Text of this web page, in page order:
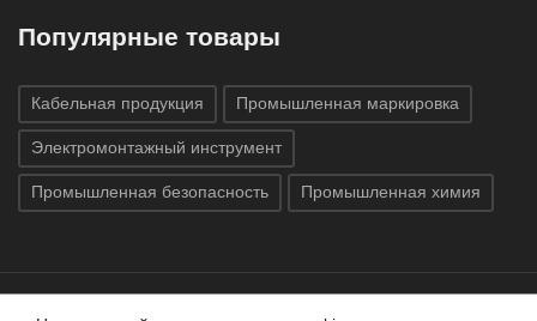
Популярные товары
Кабельная продукция Промышленная маркировка
Электромонтажный инструмент
Промышленная безопасность Промышленная химия